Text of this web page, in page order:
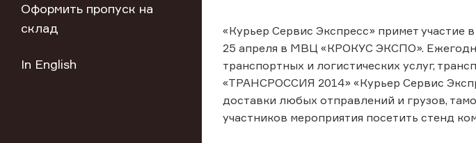
Оформить пропуск на
склад
In English
«Курьер Сервис Экспресс» примет
25 апреля в МВЦ «КРОКУС ЭКСПО».
транспортных и логистических услуг,
«ТРАНСРОССИЯ 2014» «Курьер Сервис
доставки любых отправлений и грузов,
участников мероприятия посетить стенд